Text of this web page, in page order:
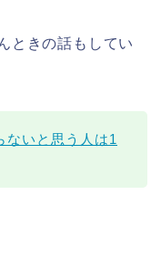
ときの話もしてい
ないと思う人は1